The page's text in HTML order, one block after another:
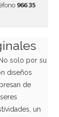
966 35
solo por su
diseños
de
un